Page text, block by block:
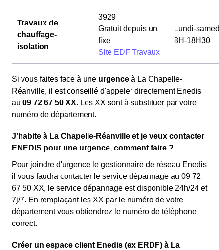
Travaux de
chauffage-
isolation
3929
Gratuit depuis un
fixe
Site EDF Travaux
Lundi-
8H-18H30
Si vous faites face à une urgence à La Chapelle-
Réanville, il est conseillé d'appeler directement Enedis
au 09 72 67 50 XX. Les XX sont à substituer par votre
numéro de département.
J'habite à La Chapelle-Réanville et je veux contacter
ENEDIS pour une urgence, comment faire ?
Pour joindre d'urgence le gestionnaire de réseau Enedis
il vous faudra contacter le service dépannage au 09 72
67 50 XX, le service dépannage est disponible 24h/24 et
7j/7. En remplaçant les XX par le numéro de votre
département vous obtiendrez le numéro de téléphone
correct.
Créer un espace client Enedis (ex ERDF) à La